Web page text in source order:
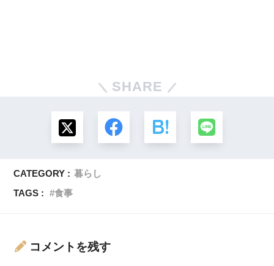
SHARE
CATEGORY : 暮らし
TAGS :
食事
コメントを残す